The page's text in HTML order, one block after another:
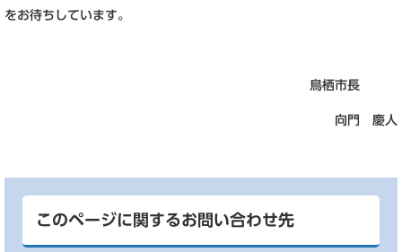
をお待ちしています。
鳥栖市長
向門 慶人
このページに関するお問い合わせ先